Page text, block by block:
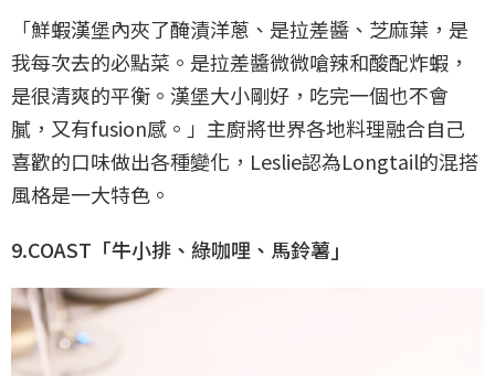
「鮮蝦漢堡內夾了醃漬洋蔥、是拉差醬、芝麻葉，是
我每次去的必點菜。是拉差醬微微嗆辣和酸配炸蝦，
是很清爽的平衡。漢堡大小剛好，吃完一個也不會
膩，又有fusion感。」主廚將世界各地料理融合自己
喜歡的口味做出各種變化，Leslie認為Longtail的混搭
風格是一大特色。
9.COAST「牛小排、綠咖哩、馬鈴薯」